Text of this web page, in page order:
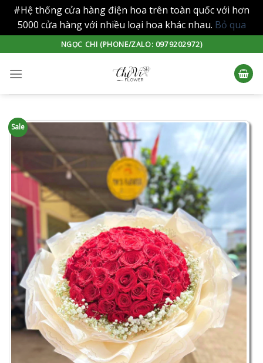
#Hệ thống cửa hàng điện hoa trên toàn quốc với hơn
5000 cửa hàng với nhiều loại hoa khác nhau. Bỏ qua
to
content
NGỌC CHI (PHONE/ZALO: 0979202972)
Sale